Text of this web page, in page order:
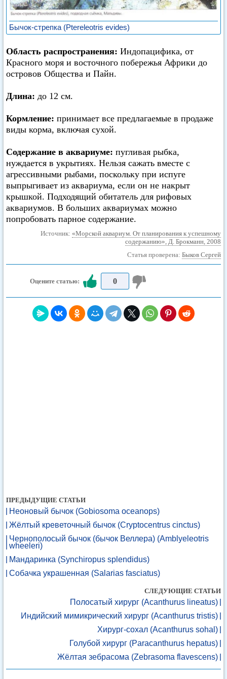
Бычок-стрепка (Ptereleotris evides)
Область распространения: Индопацифика, от
Красного моря и восточного побережья Африки до
островов Общества и Пайн.
Длина: до 12 см.
Кормление: принимает все предлагаемые в продаже
виды корма, включая сухой.
Содержание в аквариуме: пугливая рыбка,
нуждается в укрытиях. Нельзя сажать вместе с
агрессивными рыбами, поскольку при испуге
выпрыгивает из аквариума, если он не накрыт
крышкой. Подходящий обитатель для рифовых
аквариумов. В больших аквариумах можно
попробовать парное содержание.
Источник: «Морской аквариум. От планирования к успешному
содержанию», Д. Брокманн, 2008
Статья проверена: Быков Сергей
Оцените статью: 0
ПРЕДЫДУЩИЕ СТАТЬИ
Неоновый бычок (Gobiosoma oceanops)
Жёлтый креветочный бычок (Cryptocentrus cinctus)
Чернополосый бычок (бычок Веллера) (Amblyeleotris
wheeleri)
Мандаринка (Synchiropus splendidus)
Собачка украшенная (Salarias fasciatus)
СЛЕДУЮЩИЕ СТАТЬИ
Полосатый хирург (Acanthurus lineatus)
Индийский мимикрический хирург (Acanthurus tristis)
Хирург-сохал (Acanthurus sohal)
Голубой хирург (Paracanthurus hepatus)
Жёлтая зебрасома (Zebrasoma flavescens)